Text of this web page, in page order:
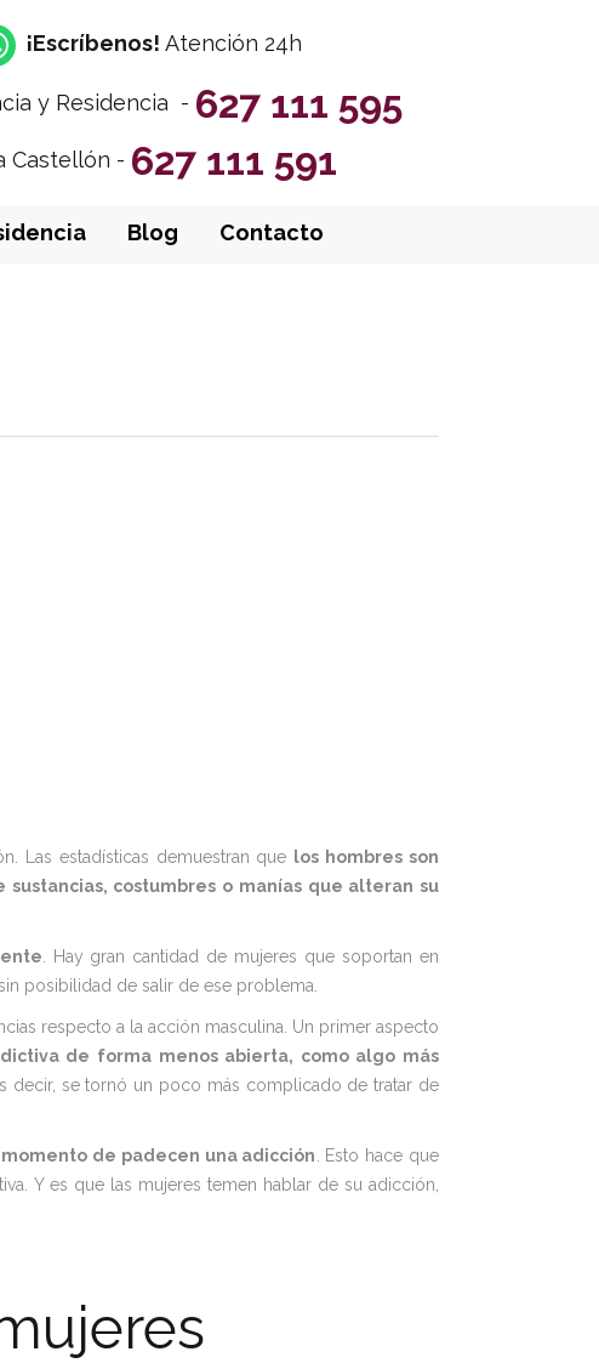
¡Escríbenos! Atención 24h
y Residencia - 627 111 595
Castellón - 627 111 591
Blog Contacto
Las estadísticas demuestran que los hombres son
costumbres o manías que alteran su
. Hay gran cantidad de mujeres que soportan en
posibilidad de salir de ese problema.
respecto a la acción masculina. Un primer aspecto
de forma menos abierta, como algo más
decir, se tornó un poco más complicado de tratar de
de padecen una adicción . Esto hace que
Y es que las mujeres temen hablar de su adicción,